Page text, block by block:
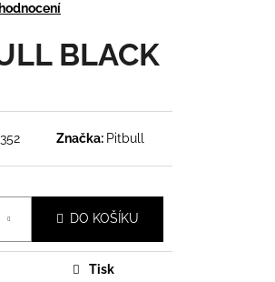
BLACK
Značka: Pitbull
DO KOŠÍKU
Tisk
Následující